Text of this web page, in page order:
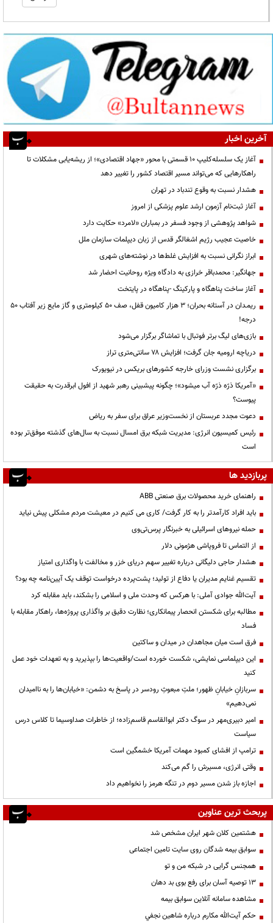
آخرین اخبار
آغاز یک سلسله‌کلیپ ۱۰ قسمتی با محور «جهاد اقتصادی»؛ از ریشه‌یابی مشکلات تا
راهکارهایی که می‌تواند مسیر اقتصاد کشور را تغییر دهد
هشدار نسبت به وقوع تندباد در تهران
آغاز ثبت‌نام آزمون ارشد علوم پزشکی از امروز
شواهد پژوهشی از وجود فسفر در بمباران «لامرد» حکایت دارد
خاصیت عجیب رژیم اشغالگر قدس از زبان دیپلمات سازمان ملل
ابراز نگرانی نسبت به افزایش غلط‌ها در نوشته‌های شهری
جهانگیر: محمدباقر خرازی به دادگاه ویژه روحانیت احضار شد
آغاز ساخت پناهگاه و پارکینگ -پناهگاه در پایتخت
ریمـدان در آستانه بحران؛ ۳ هزار کامیون قفل، صف ۵۰ کیلومتری و گاز مایع زیر آفتاب ۵۰
درجه!
بازی‌های لیگ برتر فوتبال با تماشاگر برگزار می‌شود
دریاچه ارومیه جان گرفت؛ افزایش ۷۸ سانتی‌متری تراز
برگزاری نشست وزرای خارجه کشورهای بریکس در نیویورک
«آمریکا ذرّه ذرّه آب میشود»؛ چگونه پیشبینی رهبر شهید از افول ابرقدرت به حقیقت
پیوست؟
دعوت مجدد عربستان از نخست‌وزیر عراق برای سفر به ریاض
رئیس کمیسیون انرژی: مدیریت شبکه برق امسال نسبت به سال‌های گذشته موفق‌تر بوده
است
پربازدید ها
راهنمای خرید محصولات برق صنعتی ABB
باید افراد کارآمدتر را به کار گرفت/ کاری می کنیم در معیشت مردم مشکلی پیش نیاید
حمله نیروهای اسرائیلی به خبرنگار پرس‌تی‌وی
از التماس تا فروپاشی هژمونی دلار
هشدار حاجی دلیگانی درباره تغییر سهم دریای خزر و مخالفت با واگذاری امتیاز
تقسیم غنایم مدیران یا دفاع از تولید؛ پشت‌پرده درخواست توقف یک آیین‌نامه چه بود؟
آیت‌الله جوادی آملی: با هرکس که وحدت ملی و اسلامی را بشکند، باید مقابله کرد
مطالبه برای شکستن انحصار پیمانکاری؛ نظارت دقیق بر واگذاری پروژه‌ها، راهکار مقابله با
فساد
فرق است میان مجاهدان در میدان و ساکتین
این دیپلماسی نمایشی، شکست خورده است/واقعیت‌ها را بپذیرید و به تعهدات خود عمل
کنید
سربازانِ خیابانِ ظهور؛ ملتِ مبعوثِ رودسر در پاسخ به دشمن: «خیابان‌ها را به ناامیدان
نمی‌دهیم»
امیر دبیری‌مهر در سوگ دکتر ابوالقاسم قاسم‌زاده؛ از خاطرات صداوسیما تا کلاس درس
سیاست
ترامپ از افشای کمبود مهمات آمریکا خشمگین است
وقتی انرژی، مسیرش را گم می‌کند
اجازه باز شدن مسیر دوم در تنگه هرمز را نخواهیم داد
پربحث ترین عناوین
هشتمین کلان شهر ایران مشخص شد
سوابق بیمه شدگان روی سایت تامین اجتماعی
همجنس گرایی در شبکه من و تو
13 توصیه آسان برای رفع بوی بد دهان
مشاهده سامانه آنلاين سوابق بیمه
حكم آيت‌الله مكارم درباره شاهين نجفي